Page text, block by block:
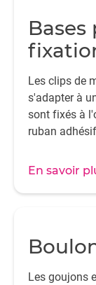
Les clips de
s'adapter à
sont fixés à
ruban
En savoir
Les goujons